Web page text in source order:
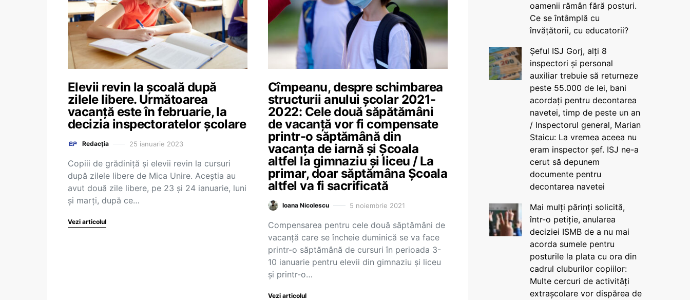
Elevii revin la școală după
zilele libere. Următoarea
vacanță este în februarie, la
decizia inspectoratelor școlare
Redacția 25 ianuarie 2023
Copiii de grădiniță și elevii revin la cursuri
după zilele libere de Mica Unire. Aceștia au
avut două zile libere, pe 23 și 24 ianuarie, luni
și marți, după ce…
Vezi articolul
Cîmpeanu, despre schimbarea
structurii anului școlar 2021-
2022: Cele două săpătămâni
de vacanță vor fi compensate
printr-o săptămână din
vacanța de iarnă și Școala
altfel la gimnaziu și liceu / La
primar, doar săptămâna Școala
altfel va fi sacrificată
Ioana Nicolescu 5 noiembrie 2021
Compensarea pentru cele două săptămâni de
vacanță care se încheie duminică se va face
printr-o săptămână de cursuri în perioada 3-
10 ianuarie pentru elevii din gimnaziu și liceu
și printr-o…
Vezi articolul
oamenii rămân fără posturi.
Ce se întâmplă cu
învățătorii, cu educatorii?
Șeful ISJ Gorj, alți 8
inspectori și personal
auxiliar trebuie să returneze
peste 55.000 de lei, bani
acordați pentru decontarea
navetei, timp de peste un an
/ Inspectorul general, Marian
Staicu: La vremea aceea nu
eram inspector șef. ISJ ne-a
cerut să depunem
documente pentru
decontarea navetei
Mai mulți părinți solicită,
într-o petiție, anularea
deciziei ISMB de a nu mai
acorda sumele pentru
posturile la plata cu ora din
cadrul cluburilor copiilor:
Multe cercuri de activități
extrașcolare vor dispărea de